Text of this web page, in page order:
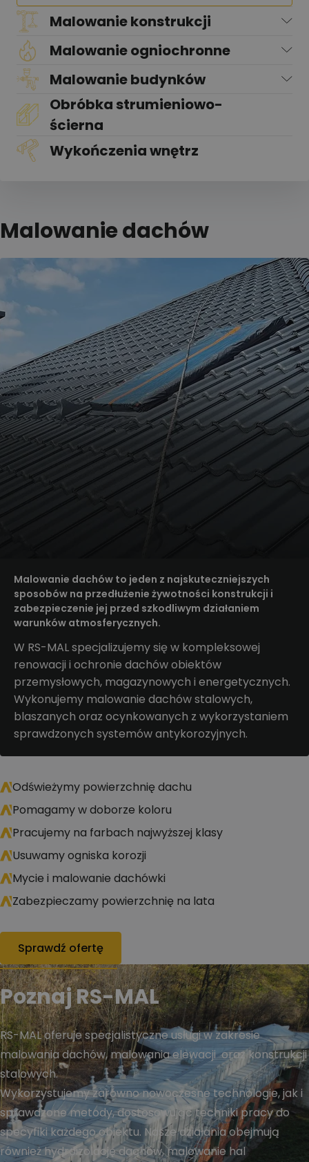
Malowanie konstrukcji
Malowanie ogniochronne
Malowanie budynków
Obróbka strumieniowo-
ścierna
Wykończenia wnętrz
Malowanie dachów
Malowanie dachów to jeden z najskuteczniejszych
sposobów na przedłużenie żywotności konstrukcji i
zabezpieczenie jej przed szkodliwym działaniem
warunków atmosferycznych.
W RS-MAL specjalizujemy się w kompleksowej
renowacji i ochronie dachów obiektów
przemysłowych, magazynowych i energetycznych.
Wykonujemy malowanie dachów stalowych,
blaszanych oraz ocynkowanych z wykorzystaniem
sprawdzonych systemów antykorozyjnych.
Odświeżymy powierzchnię dachu
Pomagamy w doborze koloru
Pracujemy na farbach najwyższej klasy
Usuwamy ogniska korozji
Mycie i malowanie dachówki
Zabezpieczamy powierzchnię na lata
Sprawdź ofertę
Poznaj RS-MAL
RS-MAL oferuje specjalistyczne usługi w zakresie
malowania dachów, malowania elewacji oraz konstrukcji
stalowych.
Wykorzystujemy zarówno nowoczesne technologie, jak i
sprawdzone metody, dostosowując techniki pracy do
specyfiki każdego obiektu. Nasze działania obejmują
również hydroizolację dachów, malowanie hal